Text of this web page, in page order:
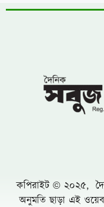
আমির
খুলনায়
পাঁচ